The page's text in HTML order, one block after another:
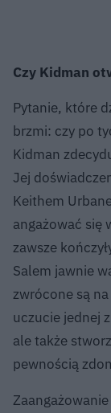
Czy Kidman
Pytanie, które
brzmi: czy po
Kidman
Jej
Keithem
angażować się
zawsze
Salem jawnie
zwrócone są
uczucie jednej
ale także
pewnością